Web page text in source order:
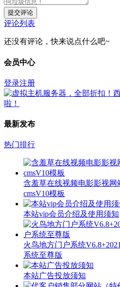
提交评论
评论列表
还没有评论，快来说点什么吧~
会员中心
登录注册
最新发布
热门排行
含羞草在线视频电影影视
cmsV10模板
本站vip会员介绍及使用须知
火鸟地方门户系统
系统至尊版
本站广告投放须知